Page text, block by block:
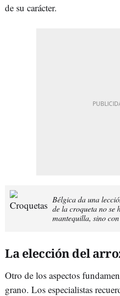
de su carácter.
Bélgica da una
de la croqueta no se
mantequilla, sino
La elección del
Otro de los aspectos
grano. Los especialistas